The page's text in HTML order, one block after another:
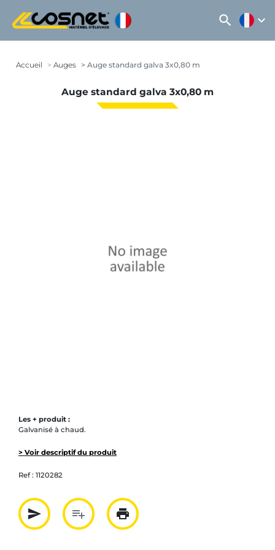
search expand_more
Accueil Auges Auge standard galva 3x0,80 m
Auge standard galva 3x0,80 m
Les + produit :
Galvanisé à chaud.
> Voir descriptif du produit
Ref : 1120282
send
Partager par mail
playlist_add
Ajouter à la liste
print
Imprimer